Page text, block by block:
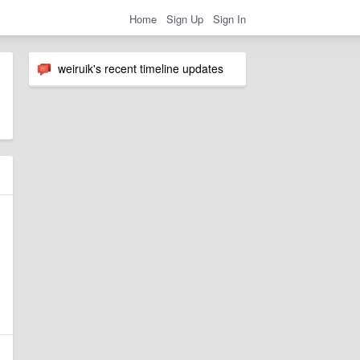
Home Sign Up Sign In
weiruik's recent timeline updates